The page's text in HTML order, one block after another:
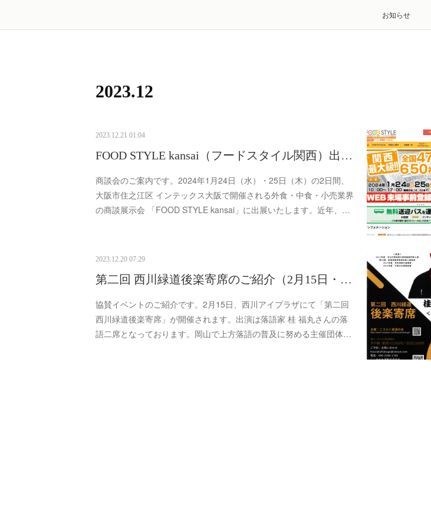
お知らせ
2023.12
2023.12.21 01:04
FOOD STYLE kansai（フードスタイル関西）出…
商談会のご案内です。2024年1月24日（水）・25日（木）の2日間、
大阪市住之江区 インテックス大阪で開催される外食・中食・小売業界
の商談展示会 「FOOD STYLE kansai」に出展いたします。近年、…
2023.12.20 07:29
第二回 西川緑道後楽寄席のご紹介（2月15日・…
協賛イベントのご紹介です。2月15日、西川アイプラザにて「第二回
西川緑道後楽寄席」が開催されます。出演は落語家 桂 福丸さんの落
語二席となっております。岡山で上方落語の普及に努める主催団体…